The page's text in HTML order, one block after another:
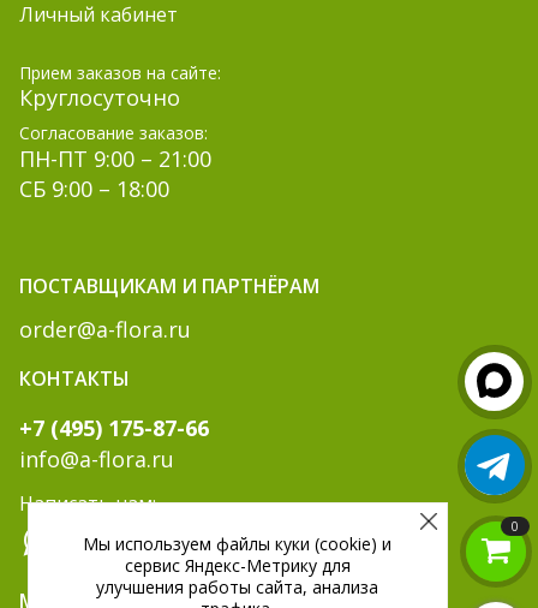
Личный кабинет
Прием заказов на сайте:
Круглосуточно
Согласование заказов:
ПН-ПТ 9:00 – 21:00
СБ 9:00 – 18:00
ПОСТАВЩИКАМ И ПАРТНЁРАМ
order@a-flora.ru
КОНТАКТЫ
+7 (495) 175-87-66
info@a-flora.ru
Написать нам:
МЫ В СОЦ. СЕТЯХ:
0
Мы используем файлы куки (cookie) и
сервис Яндекс-Метрику для
улучшения работы сайта, анализа